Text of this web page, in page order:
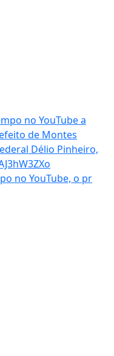
no YouTube, o pr